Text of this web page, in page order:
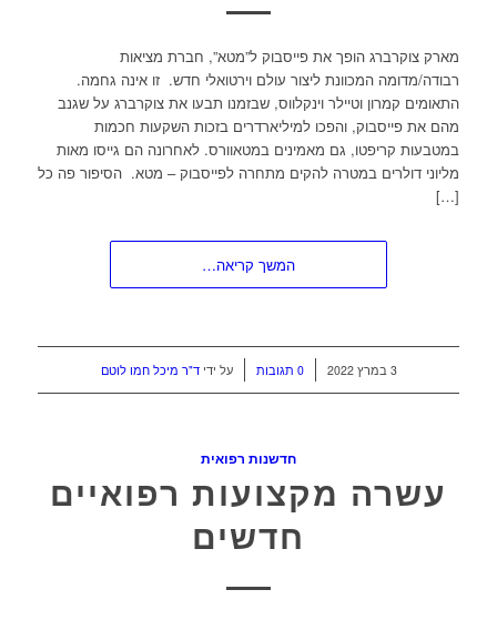
מארק צוקרברג הופך את פייסבוק ל”מטא”, חברת מציאות
רבודה/מדומה המכוונת ליצור עולם וירטואלי חדש. זו אינה גחמה.
התאומים קמרון וטיילר וינקלווס, שבזמנו תבעו את צוקרברג על שגנב
מהם את פייסבוק, והפכו למיליארדרים בזכות השקעות חכמות
במטבעות קריפטו, גם מאמינים במטאוורס. לאחרונה הם גייסו מאות
מליוני דולרים במטרה להקים מתחרה לפייסבוק – מטא. הסיפור פה כל
[…]
המשך קריאה…
3 במרץ 2022 / 0 תגובות על ידיד"ר מיכל חמו לוטם
חדשנות רפואית
עשרה מקצועות רפואיים
חדשים